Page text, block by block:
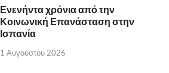
Ενενήντα χρόνια από την
Κοινωνική Επανάσταση στην
Ισπανία
1 Αυγούστου 2026